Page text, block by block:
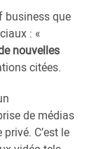
business que
: «
nouvelles
citées.
de médias
C’est le